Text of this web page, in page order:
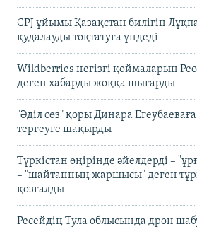
CPJ ұйымы Қазақстан билігін
қудалауды тоқтатуға үндеді
Wildberries негізгі қоймаларын
деген хабарды жоққа шығарды
"Әділ сөз" қоры Динара
тергеуге шақырды
Түркістан өңірінде әйелдерді –
– "шайтанның жаршысы" деген
қозғалды
Ресейдің Тула облысында дрон